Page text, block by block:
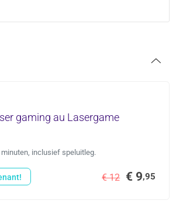
gaming au Lasergame
inclusief speluitleg.
€ 12 € 9,95